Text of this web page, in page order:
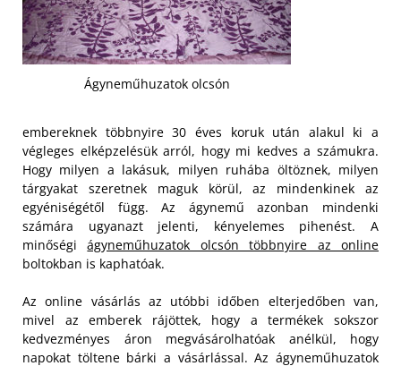
Ágyneműhuzatok olcsón
embereknek többnyire 30 éves koruk után alakul ki a
végleges elképzelésük arról, hogy mi kedves a számukra.
Hogy milyen a lakásuk, milyen ruhába öltöznek, milyen
tárgyakat szeretnek maguk körül, az mindenkinek az
egyéniségétől függ. Az ágynemű azonban mindenki
számára ugyanazt jelenti, kényelemes pihenést. A
minőségiágyneműhuzatok olcsón többnyire az online
boltokban is kaphatóak.
Az online vásárlás az utóbbi időben elterjedőben van,
mivel az emberek rájöttek, hogy a termékek sokszor
kedvezményes áron megvásárolhatóak anélkül, hogy
napokat töltene bárki a vásárlással. Az ágyneműhuzatok